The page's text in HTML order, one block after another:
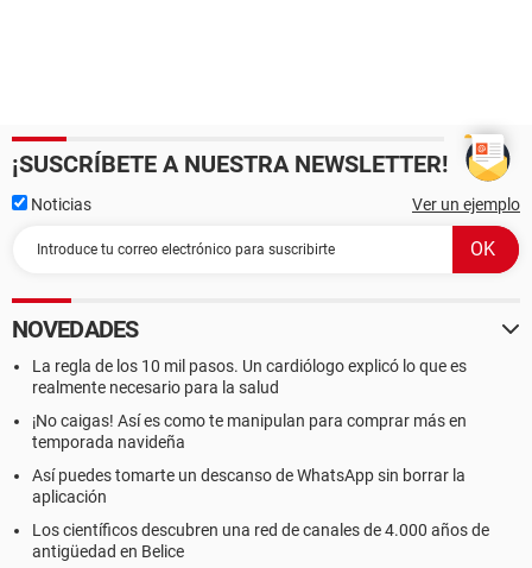
¡SUSCRÍBETE A NUESTRA NEWSLETTER!
Noticias Ver un ejemplo
NOVEDADES
La regla de los 10 mil pasos. Un cardiólogo explicó lo que es
realmente necesario para la salud
¡No caigas! Así es como te manipulan para comprar más en
temporada navideña
Así puedes tomarte un descanso de WhatsApp sin borrar la
aplicación
Los científicos descubren una red de canales de 4.000 años de
antigüedad en Belice